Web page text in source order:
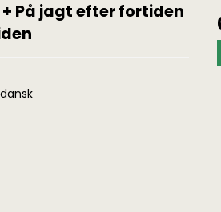
På jagt efter fortiden